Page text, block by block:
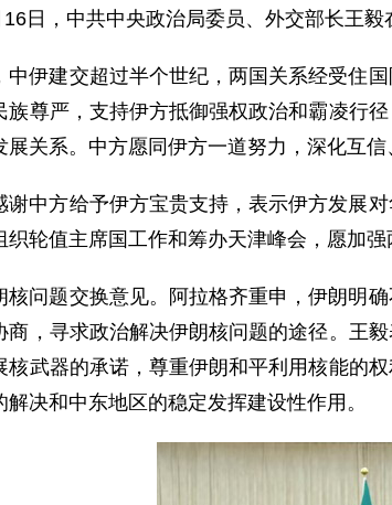
日，中共中央政治局委员、外交部长王毅
中伊建交超过半个世纪，两国关系经受住
族尊严，支持伊方抵御强权政治和霸凌行
展关系。中方愿同伊方一道努力，深化互
谢中方给予伊方宝贵支持，表示伊方发展
织轮值主席国工作和筹办天津峰会，愿加
核问题交换意见。阿拉格齐重申，伊朗明
商，寻求政治解决伊朗核问题的途径。王
核武器的承诺，尊重伊朗和平利用核能的
决和中东地区的稳定发挥建设性作用。